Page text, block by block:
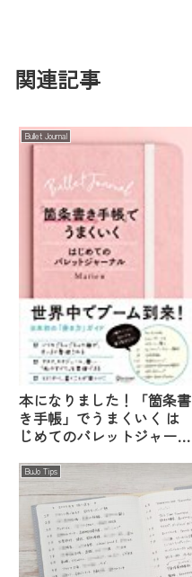
関連記事
Bullet Journal
本になりました！「箇条書
き手帳」でうまくいく は
じめてのバレットジャーナ
BuJo Tips